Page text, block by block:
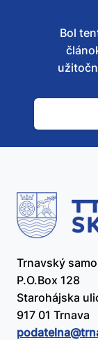
Bol
Trnavský
P.O.Box 128
Starohájska
917 01 Trnava